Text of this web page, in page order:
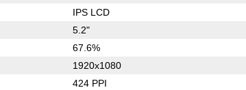
IPS LCD
5.2"
67.6%
1920x1080
424 PPI